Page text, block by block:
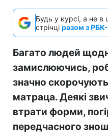
Будь у курсі, а не в
стрічці разом з
Багато людей
замислюючись,
значно
матраца. Деякі
втрати форми,
передчасного